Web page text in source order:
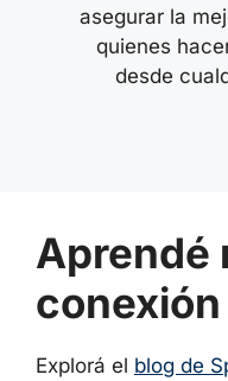
asegurar la
quienes
desde
Aprendé
conexión
Explorá el blog de